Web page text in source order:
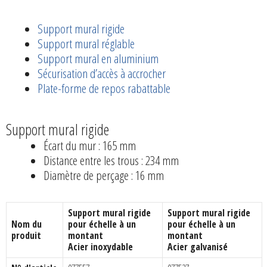
Support mural rigide
Support mural réglable
Support mural en aluminium
Sécurisation d’accès à accrocher
Plate-forme de repos rabattable
Support mural rigide
Écart du mur : 165 mm
Distance entre les trous : 234 mm
Diamètre de perçage : 16 mm
Nom du
produit
Support mural rigide
pour échelle à un
montant
Acier inoxydable
Support mural rigide
pour échelle à un
montant
Acier galvanisé